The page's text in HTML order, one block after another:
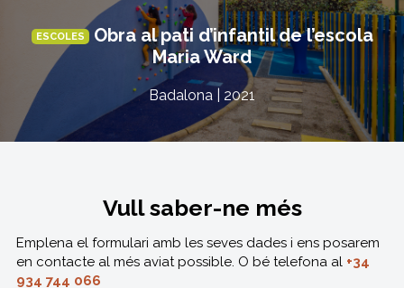
ESCOLES Obra al pati d’infantil de l’escola
Maria Ward
Badalona | 2021
Vull saber-ne més
Emplena el formulari amb les seves dades i ens posarem
en contacte al més aviat possible. O bé telefona al +34
934 744 066